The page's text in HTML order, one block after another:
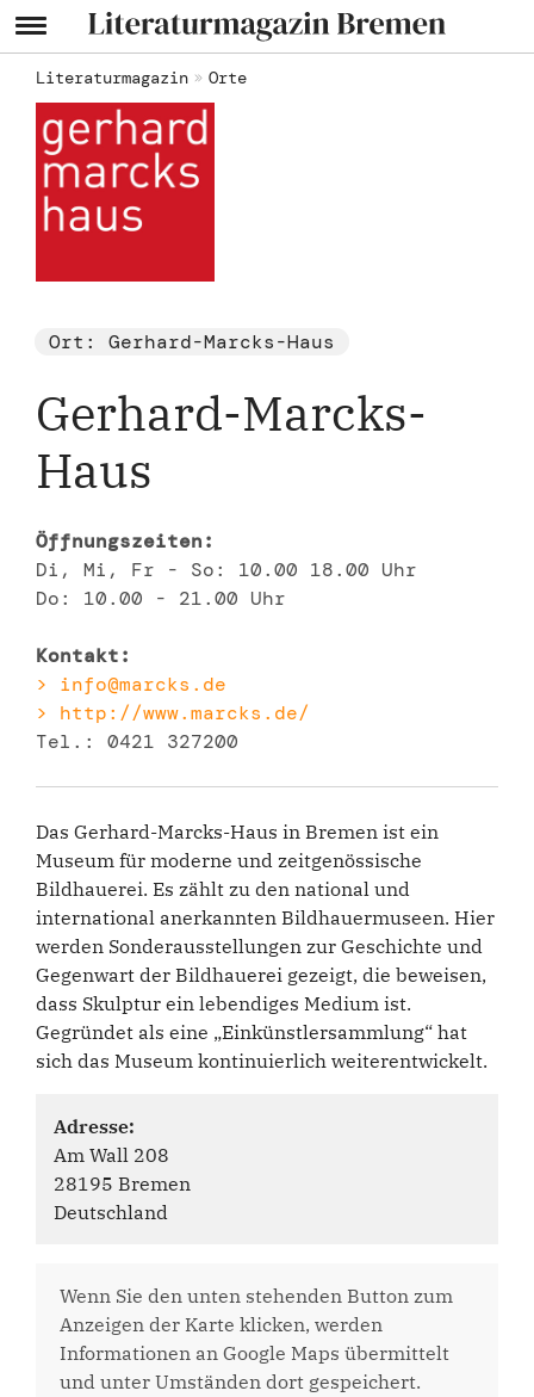
Literaturmagazin Orte
Ort: Gerhard-Marcks-Haus
Gerhard-Marcks-
Haus
Öffnungszeiten:
Di, Mi, Fr - So: 10.00 18.00 Uhr
Do: 10.00 - 21.00 Uhr
Kontakt:
> info@marcks.de
> http://www.marcks.de/
Tel.: 0421 327200
Das Gerhard-Marcks-Haus in Bremen ist ein
Museum für moderne und zeitgenössische
Bildhauerei. Es zählt zu den national und
international anerkannten Bildhauermuseen. Hier
werden Sonderausstellungen zur Geschichte und
Gegenwart der Bildhauerei gezeigt, die beweisen,
dass Skulptur ein lebendiges Medium ist.
Gegründet als eine „Einkünstlersammlung“ hat
sich das Museum kontinuierlich weiterentwickelt.
Adresse:
Am Wall 208
28195 Bremen
Deutschland
Wenn Sie den unten stehenden Button zum
Anzeigen der Karte klicken, werden
Informationen an Google Maps übermittelt
und unter Umständen dort gespeichert.